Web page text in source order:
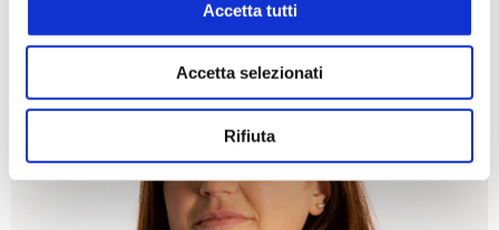
Accetta tutti
Accetta selezionati
Rifiuta